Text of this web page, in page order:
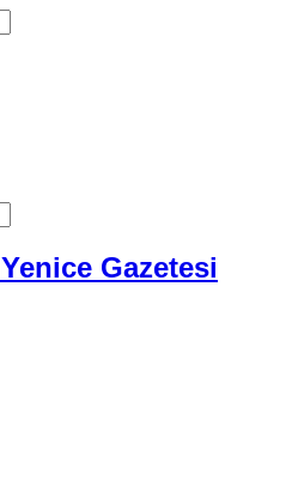
Yenice Gazetesi